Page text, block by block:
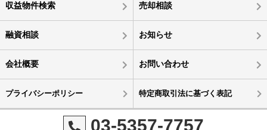
収益物件検索 売却相談
融資相談 お知らせ
会社概要 お問い合わせ
プライバシーポリシー 特定商取引法に基づく表記
03-5357-7757